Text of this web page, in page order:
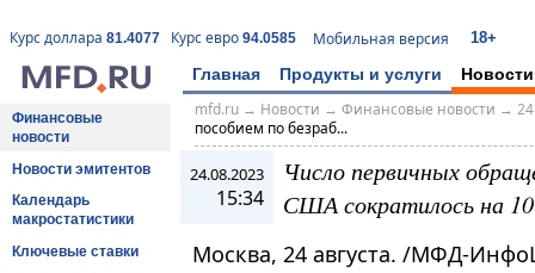
Курс доллара 81.4077 Курс евро 94.0585 Мобильная версия 18+
Главная Продукты и услуги Новости
Финансовые
новости
Новости эмитентов
Календарь
макростатистики
Ключевые ставки
mfd.ru→ Новости → Финансовые новости →
пособием по безраб...
24.08.2023
15:34
Число первичных
США сократилось на
Москва, 24 августа. /МФД-